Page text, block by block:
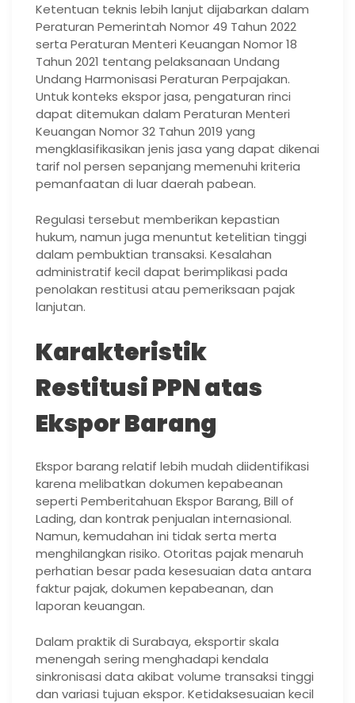
Ketentuan teknis lebih lanjut dijabarkan dalam
Peraturan Pemerintah Nomor 49 Tahun 2022
serta Peraturan Menteri Keuangan Nomor 18
Tahun 2021 tentang pelaksanaan Undang
Undang Harmonisasi Peraturan Perpajakan.
Untuk konteks ekspor jasa, pengaturan rinci
dapat ditemukan dalam Peraturan Menteri
Keuangan Nomor 32 Tahun 2019 yang
mengklasifikasikan jenis jasa yang dapat dikenai
tarif nol persen sepanjang memenuhi kriteria
pemanfaatan di luar daerah pabean.
Regulasi tersebut memberikan kepastian
hukum, namun juga menuntut ketelitian tinggi
dalam pembuktian transaksi. Kesalahan
administratif kecil dapat berimplikasi pada
penolakan restitusi atau pemeriksaan pajak
lanjutan.
Karakteristik
Restitusi PPN atas
Ekspor Barang
Ekspor barang relatif lebih mudah diidentifikasi
karena melibatkan dokumen kepabeanan
seperti Pemberitahuan Ekspor Barang, Bill of
Lading, dan kontrak penjualan internasional.
Namun, kemudahan ini tidak serta merta
menghilangkan risiko. Otoritas pajak menaruh
perhatian besar pada kesesuaian data antara
faktur pajak, dokumen kepabeanan, dan
laporan keuangan.
Dalam praktik di Surabaya, eksportir skala
menengah sering menghadapi kendala
sinkronisasi data akibat volume transaksi tinggi
dan variasi tujuan ekspor. Ketidaksesuaian kecil